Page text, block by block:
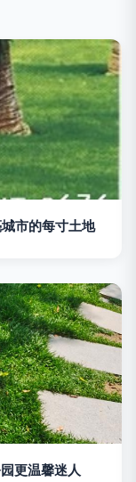
市的每寸土地
更温馨迷人